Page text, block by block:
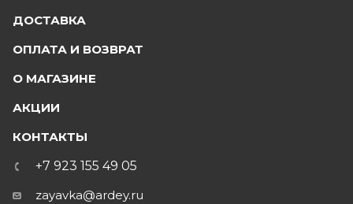
ДОСТАВКА
ОПЛАТА И ВОЗВРАТ
О МАГАЗИНЕ
АКЦИИ
КОНТАКТЫ
+7 923 155 49 05
zayavka@ardey.ru